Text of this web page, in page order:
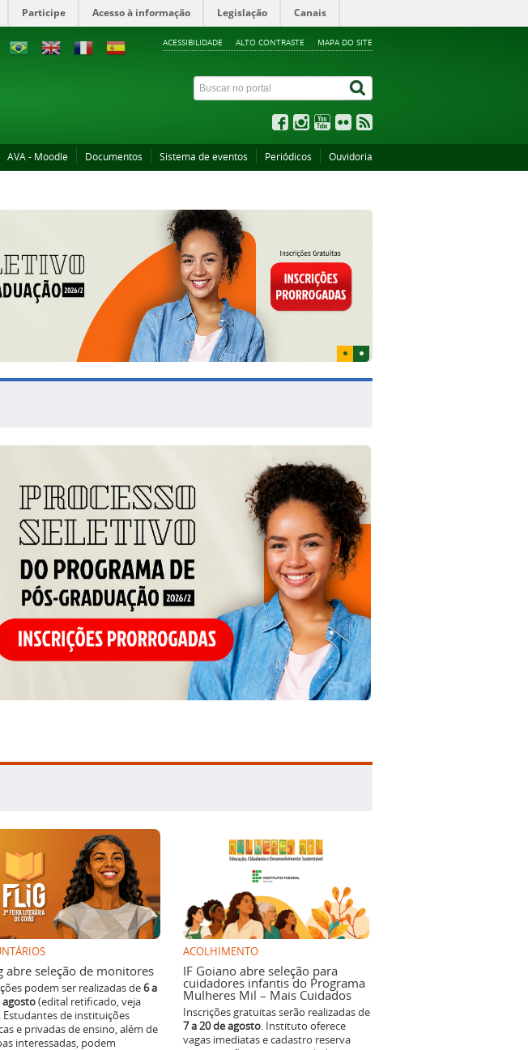
Participe Acesso à informação Legislação Canais
ACESSIBILIDADE ALTO CONTRASTE MAPA DO SITE
AVA - Moodle Documentos Sistema de eventos Periódicos Ouvidoria
abre seleção de monitores
podem ser realizadas de6 a
agosto(edital retificado, veja
Estudantes de instituições
e privadas de ensino, além de
interessadas, podem
ACOLHIMENTO
IF Goiano abre seleção para
cuidadores infantis do Programa
Mulheres Mil – Mais Cuidados
Inscrições gratuitas serão realizadas de
7 a 20 de agosto. Instituto oferece
vagas imediatas e cadastro reserva